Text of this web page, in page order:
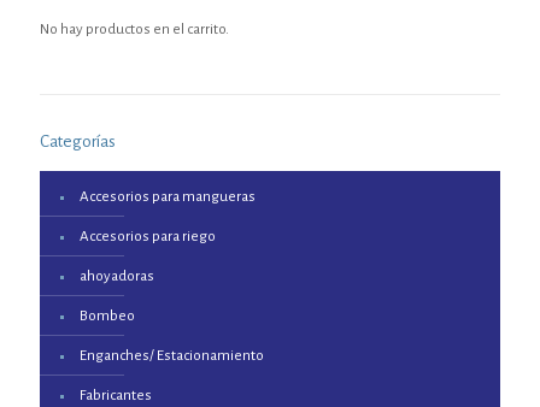
No hay productos en el carrito.
Categorías
Accesorios para mangueras
Accesorios para riego
ahoyadoras
Bombeo
Enganches/ Estacionamiento
Fabricantes